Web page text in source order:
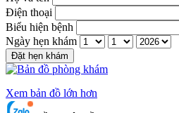
Điện thoại
Biểu hiện bệnh
Ngày hẹn khám
Đặt hẹn khám
Xem bản đồ lớn hơn